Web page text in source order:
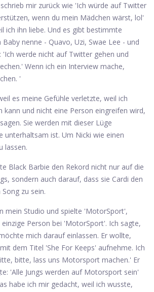
mir zurück wie 'Ich würde auf Twitter
wenn du mein Mädchen wärst, lol'
ich ihn liebe. Und es gibt bestimmte
Baby nenne - Quavo, Uzi, Swae Lee - und
'Ich werde nicht auf Twitter gehen und
Wenn ich ein Interview mache,
'
es meine Gefühle verletzte, weil ich
kann und nicht eine Person eingreifen wird,
Sie werden mit dieser Lüge
unterhaltsam ist. Um Nicki wie einen
lassen.
Black Barbie den Rekord nicht nur auf die
sondern auch darauf, dass sie Cardi den
zu sein.
mein Studio und spielte 'MotorSport',
einzige Person bei 'MotorSport'. Ich sagte,
mich darauf einlassen. Er wollte,
dem Titel 'She For Keeps' aufnehme. Ich
bitte, lass uns Motorsport machen.' Er
'Alle Jungs werden auf Motorsport sein'
habe ich mir gedacht, weil ich wusste,